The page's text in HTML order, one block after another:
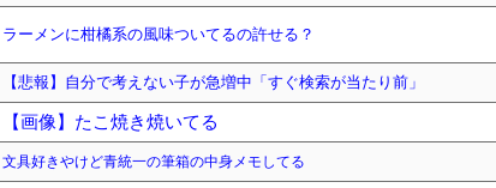
ラーメンに柑橘系の風味ついてるの許せる？
【悲報】自分で考えない子が急増中「すぐ検索が当たり前」
【画像】たこ焼き焼いてる
文具好きやけど青統一の筆箱の中身メモしてる